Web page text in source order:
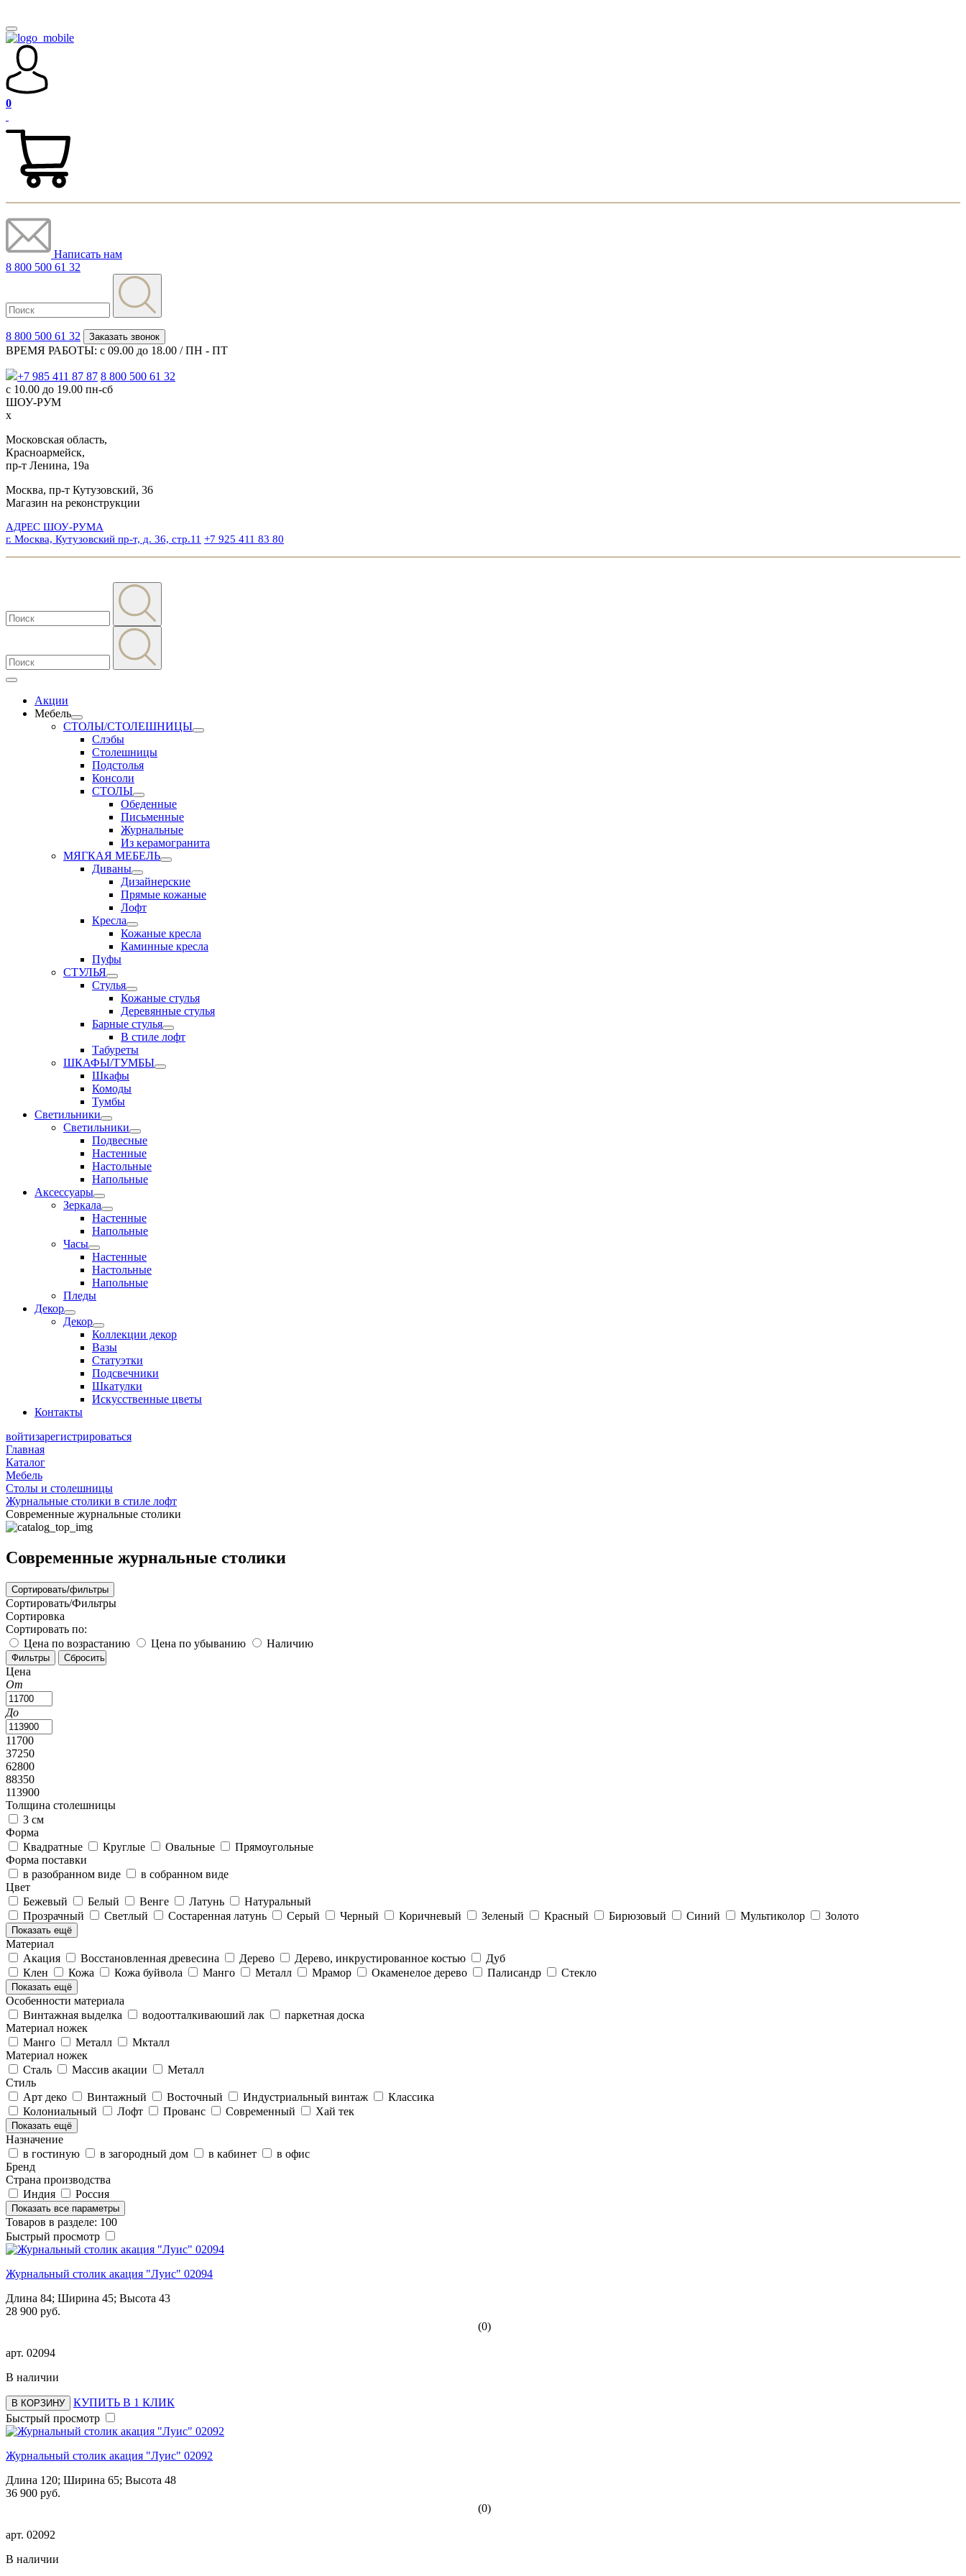
0
Написать нам
8 800 500 61 32
8 800 500 61 32 Заказать звонок
ВРЕМЯ РАБОТЫ: с 09.00 до 18.00 / ПН - ПТ
+7 985 411 87 87 8 800 500 61 32
с 10.00 до 19.00 пн-сб
ШОУ-РУМ
x
Московская область,
Красноармейск,
пр-т Ленина, 19а
Москва, пр-т Кутузовский, 36
Магазин на реконструкции
АДРЕС ШОУ-РУМА
г. Москва, Кутузовский пр-т, д. 36, стр.11 +7 925 411 83 80
Акции
Мебель
СТОЛЫ/СТОЛЕШНИЦЫ
Слэбы
Столешницы
Подстолья
Консоли
СТОЛЫ
Обеденные
Письменные
Журнальные
Из керамогранита
МЯГКАЯ МЕБЕЛЬ
Диваны
Дизайнерские
Прямые кожаные
Лофт
Кресла
Кожаные кресла
Каминные кресла
Пуфы
СТУЛЬЯ
Стулья
Кожаные стулья
Деревянные стулья
Барные стулья
В стиле лофт
Табуреты
ШКАФЫ/ТУМБЫ
Шкафы
Комоды
Тумбы
Светильники
Светильники
Подвесные
Настенные
Настольные
Напольные
Аксессуары
Зеркала
Настенные
Напольные
Часы
Настенные
Настольные
Напольные
Пледы
Декор
Декор
Коллекции декор
Вазы
Статуэтки
Подсвечники
Шкатулки
Искусственные цветы
Контакты
войтизарегистрироваться
Главная
Каталог
Мебель
Столы и столешницы
Журнальные столики в стиле лофт
Современные журнальные столики
Современные журнальные столики
Сортировать/фильтры
Сортировать/Фильтры
Сортировка
Сортировать по:
Цена по возрастанию
Цена по убыванию Наличию
Цена
От
До
11700
37250
62800
88350
113900
Толщина столешницы
3 см
Форма
Квадратные
Круглые Овальные
Прямоугольные
Форма поставки
в разобранном виде
в собранном виде
Цвет
Бежевый
Белый Венге Латунь
Натуральный
Прозрачный
Светлый Состаренная латунь Серый Черный Коричневый Зеленый Красный Бирюзовый Синий Мультиколор Золото
Показать ещё
Материал
Акация
Восстановленная древесина Дерево Дерево, инкрустированное костью
Дуб
Клен
Кожа Кожа буйвола Манго Металл Мрамор Окаменелое дерево Палисандр Стекло
Показать ещё
Особенности материала
Винтажная выделка
водоотталкиваюший лак
паркетная доска
Материал ножек
Манго
Металл
Мкталл
Материал ножек
Cталь
Массив акации
Металл
Стиль
Арт деко
Винтажный Восточный Индустриальный винтаж
Классика
Колониальный
Лофт Прованс Современный Хай тек
Показать ещё
Назначение
в гостиную
в загородный дом в кабинет
в офис
Бренд
Страна производства
Индия
Россия
Показать все параметры
Товаров в разделе: 100
Быстрый просмотр
Журнальный столик акация "Луис" 02094
Длина 84; Ширина 45; Высота 43
28 900 руб.
(0)
арт. 02094
В наличии
В КОРЗИНУ
КУПИТЬ В 1 КЛИК
Быстрый просмотр
Журнальный столик акация "Луис" 02092
Длина 120; Ширина 65; Высота 48
36 900 руб.
(0)
арт. 02092
В наличии